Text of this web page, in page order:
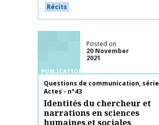
Récits
PUBLICATIONS
Posted on
20 November
2021
Publication name
Questions de communication, série
Actes - n°43
Identités du chercheur et
narrations en sciences
humaines et sociales